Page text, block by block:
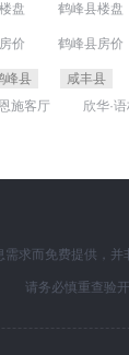
盘 鹤峰县楼盘
价 鹤峰县房价
峰县 咸丰县
施客厅 欣华·
求而免费提供，
请务必慎重查验